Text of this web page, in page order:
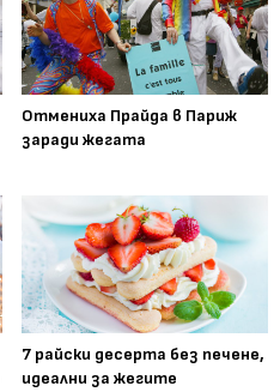
Отмениха Прайда в Париж
заради жегата
7 райски десерта без печене,
идеални за жегите